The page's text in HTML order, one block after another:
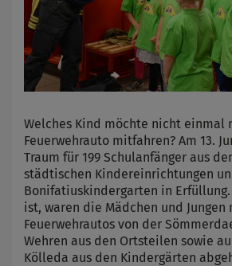
Welches Kind möchte nicht einmal
Feuerwehrauto mitfahren? Am 13.
Traum für 199 Schulanfänger aus
städtischen Kindereinrichtungen
Bonifatiuskindergarten in
ist, waren die Mädchen und Jungen
Feuerwehrautos von der
Wehren aus den Ortsteilen sowie
Kölleda aus den Kindergärten